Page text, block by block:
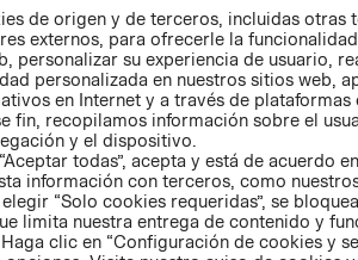
PRENSA
RELACIÓN CON
INVERSIONISTAS
POLÍTICA
EMPRESARIAL
- RETIRO EN
TIENDA
TÉRMINOS Y
CONDICIONES
AVISO DE
PRIVACIDAD
GIFT CARD
AVISO DE
de origen y de terceros, incluidas otras
externos, para ofrecerle la
personalizar su experiencia de usuario,
personalizada en nuestros sitios web,
en Internet y a través de plataformas
fin, recopilamos información sobre el
y el dispositivo.
todas”, acepta y está de acuerdo
información con terceros, como
“Solo cookies requeridas”, se
limita nuestra entrega de contenido y
clic en “Configuración de cookies y